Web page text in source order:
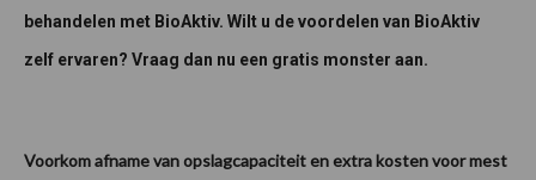
behandelen met BioAktiv. Wilt u de voordelen van BioAktiv
zelf ervaren? Vraag dan nu een gratis monster aan.
Voorkom afname van opslagcapaciteit en extra kosten voor mest